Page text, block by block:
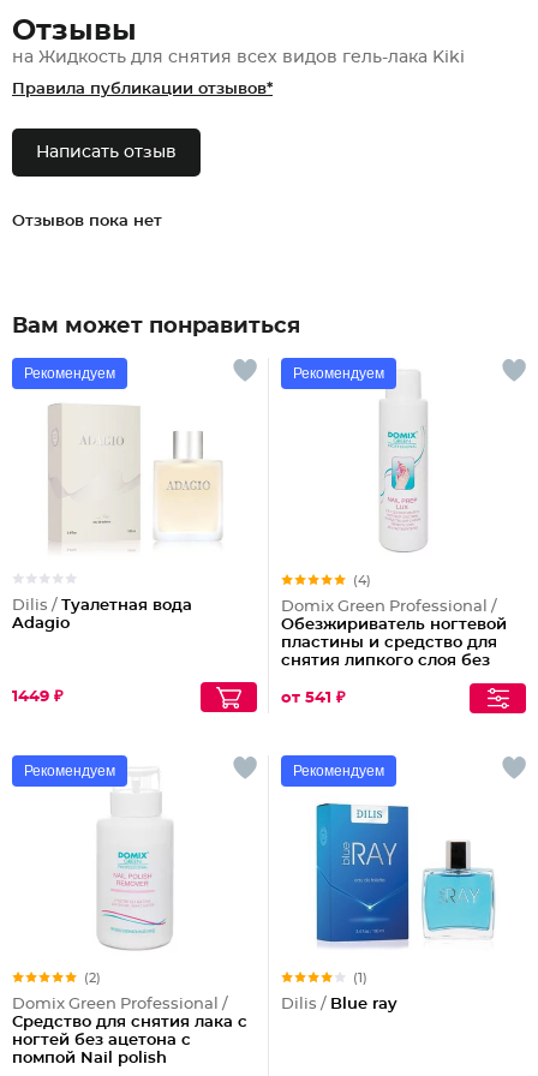
Отзывы
на Жидкость для снятия всех видов гель-лака Kiki
Правила публикации отзывов*
Написать отзыв
Отзывов пока нет
Вам может понравиться
Рекомендуем
Dilis / Туалетная вода
Adagio
1449 ₽
Рекомендуем
(4)
Domix Green Professional /
Обезжириватель ногтевой
пластины и средство для
снятия липкого слоя без
в 1
от 541 ₽
Рекомендуем
(2)
Domix Green Professional /
Средство для снятия лака с
ногтей без ацетона с
помпой Nail polish
Рекомендуем
(1)
Dilis / Blue ray